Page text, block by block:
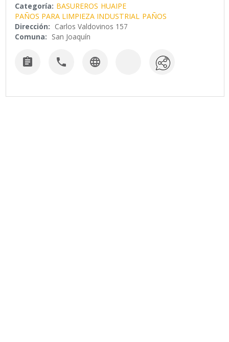
Categoría: BASUREROS HUAIPE
PAÑOS PARA LIMPIEZA INDUSTRIAL PAÑOS
Dirección: Carlos Valdovinos 157
Comuna: San Joaquín
  